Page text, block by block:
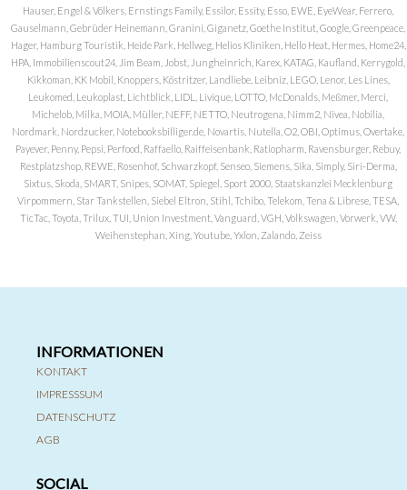
Hauser, Engel & Völkers, Ernstings Family, Essilor, Essity, Esso, EWE, EyeWear, Ferrero,
Gauselmann, Gebrüder Heinemann, Granini, Giganetz, Goethe Institut, Google, Greenpeace,
Hager, Hamburg Touristik, Heide Park, Hellweg, Helios Kliniken, Hello Heat, Hermes, Home24,
HPA, Immobilienscout24, Jim Beam, Jobst, Jungheinrich, Karex, KATAG, Kaufland, Kerrygold,
Kikkoman, KK Mobil, Knoppers, Köstritzer, Landliebe, Leibniz, LEGO, Lenor, Les Lines,
Leukomed, Leukoplast, Lichtblick, LIDL, Livique, LOTTO, McDonalds, Meßmer, Merci,
Michelob, Milka, MOIA, Müller, NEFF, NETTO, Neutrogena, Nimm2, Nivea, Nobilia,
Nordmark, Nordzucker, Notebooksbilliger.de, Novartis, Nutella, O2, OBI, Optimus, Overtake,
Payever, Penny, Pepsi, Perfood, Raffaello, Raiffeisenbank, Ratiopharm, Ravensburger, Rebuy,
Restplatzshop, REWE, Rosenhof, Schwarzkopf, Senseo, Siemens, Sika, Simply, Siri-Derma,
Sixtus, Skoda, SMART, Snipes, SOMAT, Spiegel, Sport 2000, Staatskanzlei Mecklenburg
Virpommern, Star Tankstellen, Siebel Eltron, Stihl, Tchibo, Telekom, Tena & Librese, TESA,
TicTac, Toyota, Trilux, TUI, Union Investment, Vanguard, VGH, Volkswagen, Vorwerk, VW,
Weihenstephan, Xing, Youtube, Yxlon, Zalando, Zeiss
INFORMATIONEN
KONTAKT
IMPRESSSUM
DATENSCHUTZ
AGB
SOCIAL